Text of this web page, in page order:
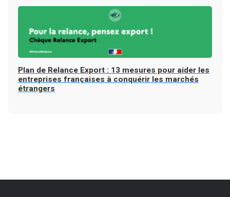
Plan de Relance Export : 13 mesures pour aider les
entreprises françaises à conquérir les marchés
étrangers